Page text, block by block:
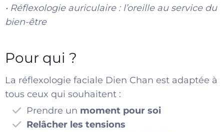
• Réflexologie auriculaire : l’oreille au service du
bien-être
Pour qui ?
La réflexologie faciale Dien Chan est adaptée à
tous ceux qui souhaitent :
Prendre un moment pour soi
Relâcher les tensions